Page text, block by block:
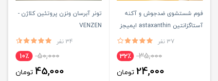
فوم شستشوی ضدجوش و آکنه
آستاگزانتین astaxanthin ایمیجز
37 نفر
35,000 32٪
24,000 تومان
تونر آبرسان ونزن پروتئین کلاژن -
VENZEN
34 نفر
50,000 10٪
45,000 تومان